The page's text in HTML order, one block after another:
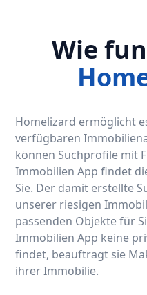
Wie
Homelizard ermöglicht
verfügbaren
können Suchprofile mit
Immobilien App findet
Sie. Der damit erstellte
unserer riesigen
passenden Objekte für
Immobilien App keine
findet, beauftragt sie
ihrer Immobilie.